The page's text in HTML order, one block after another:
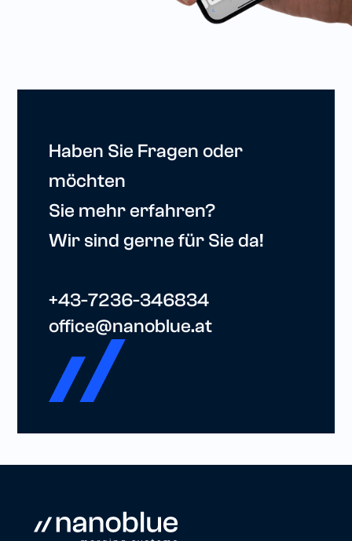
Haben Sie Fragen oder
möchten
Sie mehr erfahren?
Wir sind gerne für Sie da!
+43-7236-346834
office@nanoblue.at